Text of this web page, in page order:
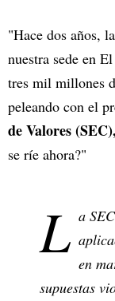
"Hace dos años,
nuestra sede en
tres mil millones
peleando con el
de Valores (SEC),
se ríe ahora?"
L a
en
supuestas